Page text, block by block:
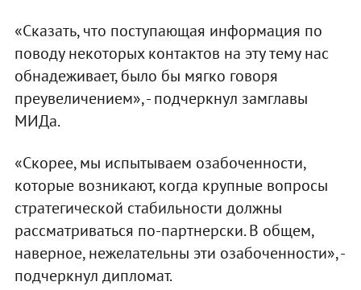
«Сказать, что поступающая информация по
поводу некоторых контактов на эту тему нас
обнадеживает, было бы мягко говоря
преувеличением», - подчеркнул замглавы
МИДа.
«Скорее, мы испытываем озабоченности,
которые возникают, когда крупные вопросы
стратегической стабильности должны
рассматриваться по-партнерски. В общем,
наверное, нежелательны эти озабоченности», -
подчеркнул дипломат.